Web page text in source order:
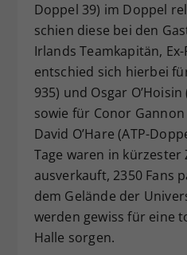
Doppel 39) im Doppel
schien diese bei den
Irlands Teamkapitän,
entschied sich hierbei
935) und Osgar
sowie für Conor
David O’Hare (ATP-
Tage waren in kürzester
ausverkauft, 2350 Fans
dem Gelände der
werden gewiss für eine
Halle sorgen.